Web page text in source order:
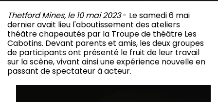
Thetford Mines, le 10 mai 2023- Le samedi 6 mai
dernier avait lieu l'aboutissement des ateliers
théâtre chapeautés par la Troupe de théâtre Les
Cabotins. Devant parents et amis, les deux groupes
de participants ont présenté le fruit de leur travail
sur la scène, vivant ainsi une expérience nouvelle en
passant de spectateur à acteur.